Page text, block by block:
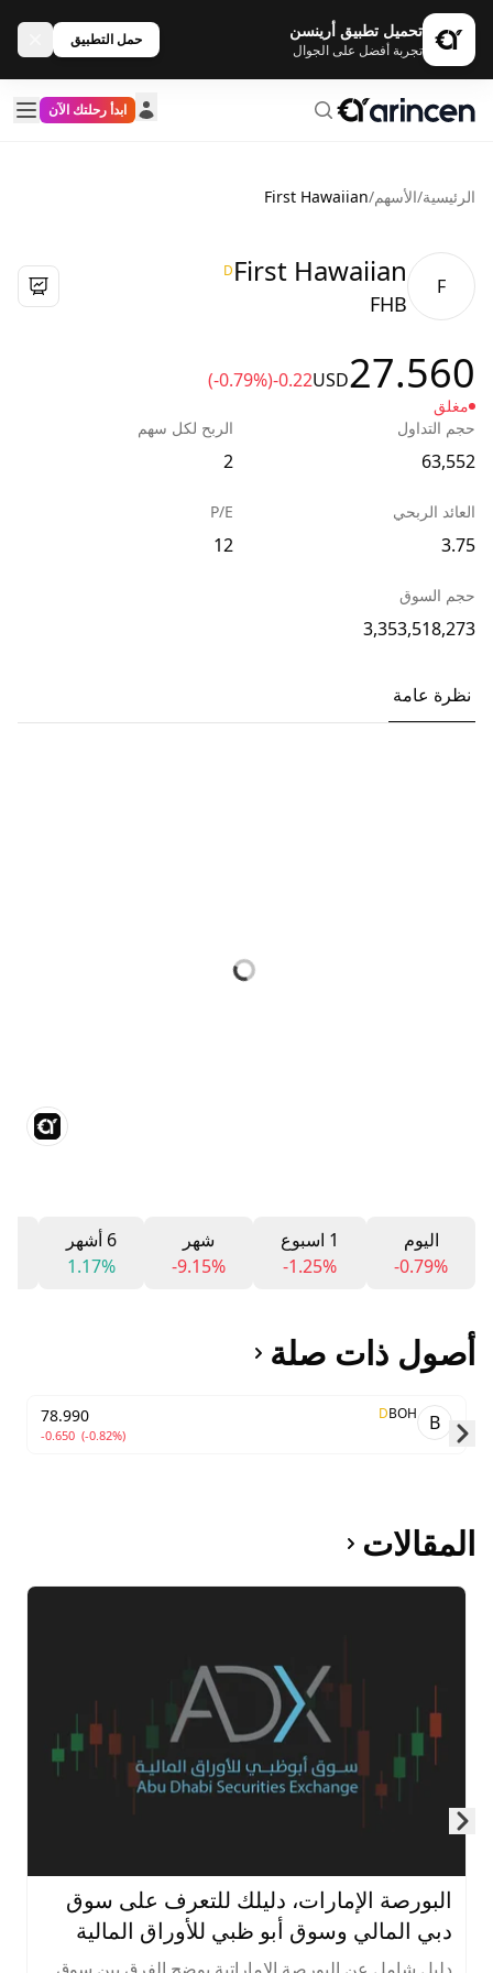
تحميل تطبيق أرينسن
تجربة أفضل على الجوال
حمل التطبيق
ابدأ رحلتك الآن
الرئيسية/الأسهم/
First Hawaiian
F
First Hawaiian
D
FHB
27.560
USD
-0.22
(-0.79%)
مغلق
حجم التداول
63,552
الربح لكل سهم
2
العائد الربحي
3.75
P/E
12
حجم السوق
3,353,518,273
نظرة عامة
اليوم
-0.79%
1 اسبوع
-1.25%
شهر
-9.15%
6 أشهر
1.17%
أصول ذات صلة
B
BOH
D
78.990
-0.650 (-0.82%)
المقالات
البورصة الإمارات، دليلك للتعرف على سوق
دبي المالي وسوق أبو ظبي للأوراق المالية